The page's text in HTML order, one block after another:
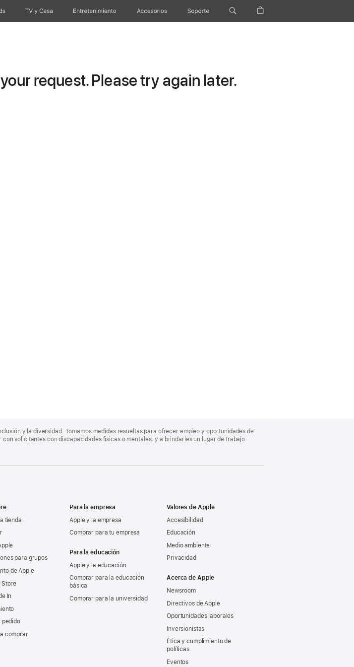
TV & Casa Entretenimiento Accesorios Soporte
request. Please try again later.
y la diversidad. Tomamos medidas resueltas para ofrecer empleo y oportunidades de
solicitantes con discapacidades físicas o mentales, y a brindarles un lugar de trabajo
tienda
para grupos
de Apple
Store
In
pedido
comprar
Para la empresa
Apple y la empresa
Comprar para tu empresa
Para la educación
Apple y la educación
Comprar para la educación
básica
Comprar para la universidad
Valores de Apple
Accesibilidad
Educación
Medio ambiente
Privacidad
Acerca de Apple
Newsroom
Directivos de Apple
Oportunidades laborales
Inversionistas
Ética y cumplimiento de
políticas
Eventos